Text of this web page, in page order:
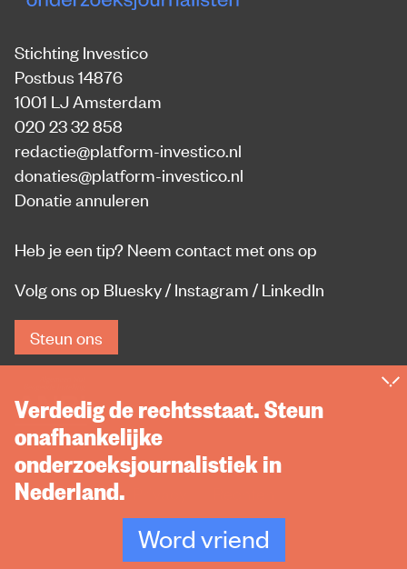
Stichting Investico
Postbus 14876
1001 LJ Amsterdam
020 23 32 858
redactie@platform-investico.nl
donaties@platform-investico.nl
Donatie annuleren
Heb je een tip? Neem contact met ons op
Volg ons op Bluesky/ Instagram / LinkedIn
Steun ons
Verdedig de rechtsstaat. Steun
onafhankelijke
onderzoeksjournalistiek in
Nederland.
Word vriend